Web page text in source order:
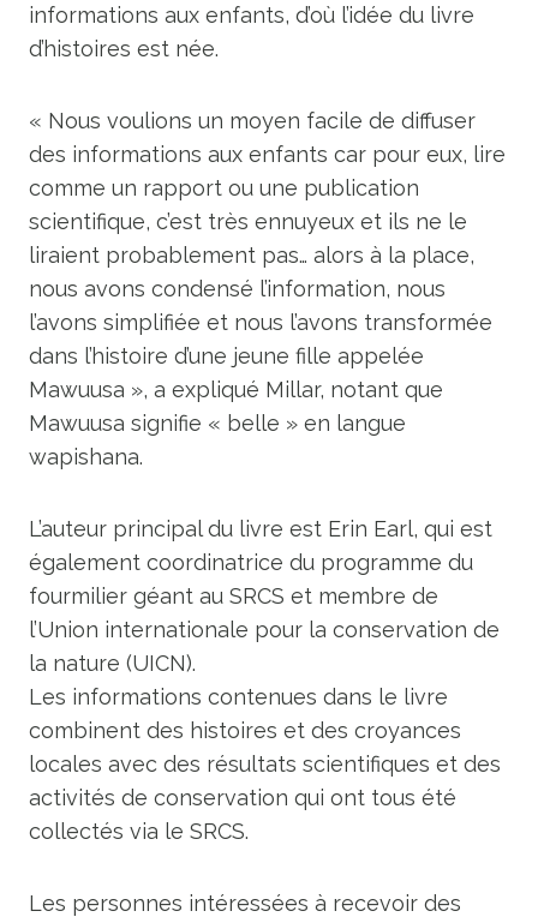
informations aux enfants, d’où l’idée du livre
d’histoires est née.
« Nous voulions un moyen facile de diffuser
des informations aux enfants car pour eux, lire
comme un rapport ou une publication
scientifique, c’est très ennuyeux et ils ne le
liraient probablement pas… alors à la place,
nous avons condensé l’information, nous
l’avons simplifiée et nous l’avons transformée
dans l’histoire d’une jeune fille appelée
Mawuusa », a expliqué Millar, notant que
Mawuusa signifie « belle » en langue
wapishana.
L’auteur principal du livre est Erin Earl, qui est
également coordinatrice du programme du
fourmilier géant au SRCS et membre de
l’Union internationale pour la conservation de
la nature (UICN).
Les informations contenues dans le livre
combinent des histoires et des croyances
locales avec des résultats scientifiques et des
activités de conservation qui ont tous été
collectés via le SRCS.
Les personnes intéressées à recevoir des